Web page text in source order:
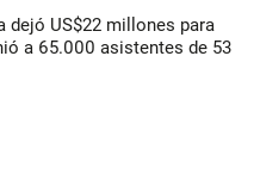
dejó US$22 millones para
a 65.000 asistentes de 53